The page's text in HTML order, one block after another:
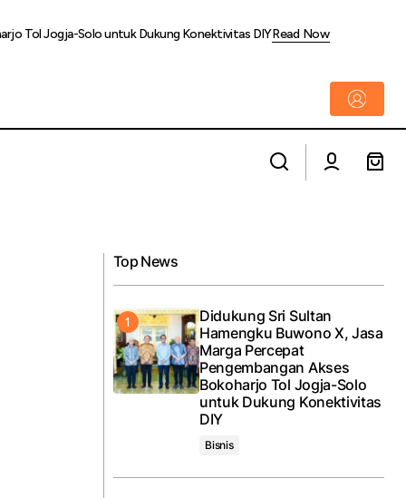
Tol Jogja-Solo untuk Dukung Konektivitas DIYRead Now
Top News
Didukung Sri Sultan
Hamengku Buwono X, Jasa
Marga Percepat
Pengembangan Akses
Bokoharjo Tol Jogja-Solo
untuk Dukung Konektivitas
DIY
Bisnis